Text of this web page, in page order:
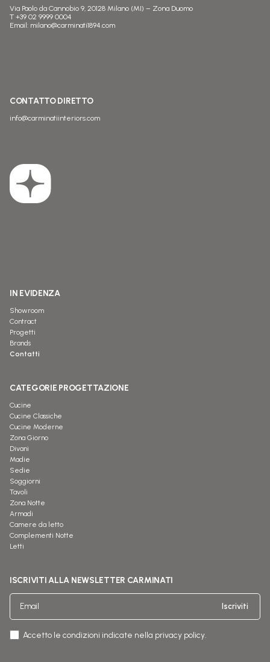
Via Paolo da Cannobio 9, 20128 Milano (MI) – Zona Duomo
T +39 02 9999 0004
Email: milano@carminati1894.com
CONTATTO DIRETTO
info@carminatiinteriors.com
IN EVIDENZA
Showroom
Contract
Progetti
Brands
Contatti
CATEGORIE PROGETTAZIONE
Cucine
Cucine Classiche
Cucine Moderne
Zona Giorno
Divani
Madie
Sedie
Soggiorni
Tavoli
Zona Notte
Armadi
Camere da letto
Complementi Notte
Letti
ISCRIVITI ALLA NEWSLETTER CARMINATI
Iscriviti
Accetto le condizioni indicate nella privacy policy.